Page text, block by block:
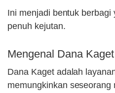
Ini menjadi bentuk berbagi
penuh kejutan.
Mengenal Dana Kaget
Dana Kaget adalah
memungkinkan seseorang